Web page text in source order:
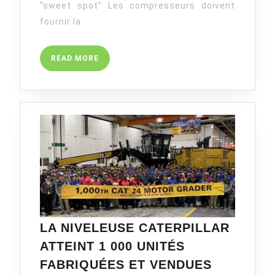
DES
“sweet spot” Les compresseurs doivent
fournir la
READ MORE READ
MORE
LA NIVELEUSE CATERPILLAR
ATTEINT 1 000 UNITÉS
FABRIQUÉES ET VENDUES